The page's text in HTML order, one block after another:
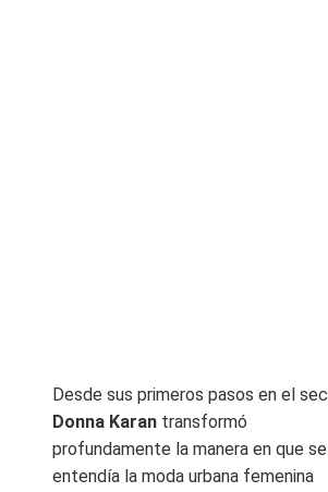
Desde sus primeros pasos en el
Donna Karan transformó
profundamente la manera en que se
entendía la moda urbana femenina